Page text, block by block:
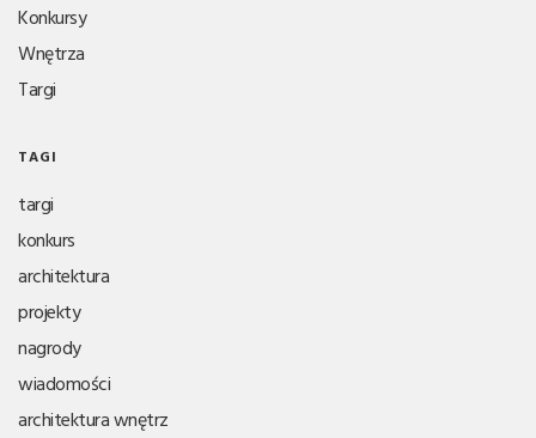
Konkursy
Wnętrza
Targi
TAGI
targi
konkurs
architektura
projekty
nagrody
wiadomości
architektura wnętrz